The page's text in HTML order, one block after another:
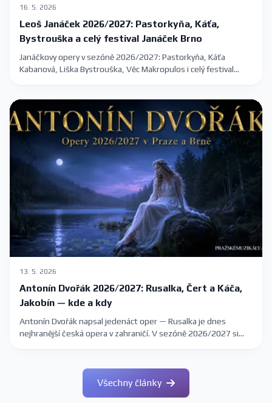
16. 5. 2026
Leoš Janáček 2026/2027: Pastorkyňa, Káťa,
Bystrouška a celý festival Janáček Brno
Janáčkovy opery v sezóně 2026/2027: Pastorkyňa, Káťa
Kabanová, Liška Bystrouška, Věc Makropulos i celý festival
13. 5. 2026
Antonín Dvořák 2026/2027: Rusalka, Čert a Káča,
Jakobín — kde a kdy
Antonín Dvořák napsal jedenáct oper — Rusalka je dnes
nejhranější česká opera v zahraničí. V sezóně 2026/2027 si
scénách. Kompletní průvodce s termíny a vstupenkami.
Všechny články